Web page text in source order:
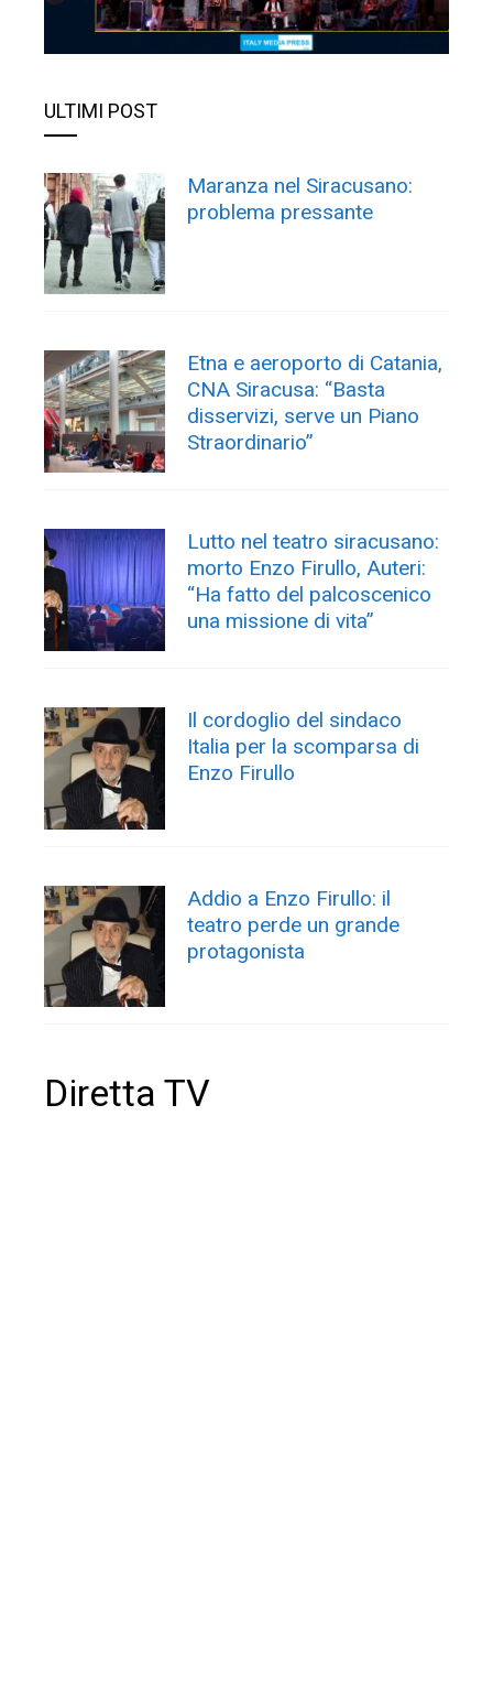
ULTIMI POST
Maranza nel Siracusano:
problema pressante
Etna e aeroporto di Catania,
CNA Siracusa: “Basta
disservizi, serve un Piano
Straordinario”
Lutto nel teatro siracusano:
morto Enzo Firullo, Auteri:
“Ha fatto del palcoscenico
una missione di vita”
Il cordoglio del sindaco
Italia per la scomparsa di
Enzo Firullo
Addio a Enzo Firullo: il
teatro perde un grande
protagonista
Diretta TV